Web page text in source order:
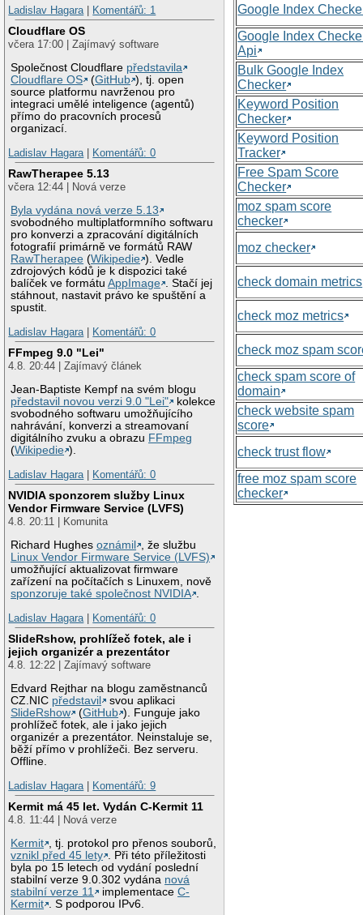
Ladislav Hagara
Komentářů: 1
Cloudflare OS
včera 17:00 | Zajímavý software
Společnost Cloudflare představila
Cloudflare OS
(GitHub ), tj. open
source platformu navrženou pro
integraci umělé inteligence (agentů)
přímo do pracovních procesů
organizací.
Ladislav Hagara
Komentářů: 0
RawTherapee 5.13
včera 12:44 | Nová verze
Byla vydána nová verze 5.13
svobodného multiplatformního softwaru
pro konverzi a zpracování digitálních
fotografií primárně ve formátů RAW
RawTherapee (Wikipedie ). Vedle
zdrojových kódů je k dispozici také
balíček ve formátuAppImage . Stačí jej
stáhnout, nastavit právo ke spuštění a
spustit.
Ladislav Hagara
Komentářů: 0
FFmpeg 9.0 "Lei"
4.8. 20:44 | Zajímavý článek
Jean-Baptiste Kempf na svém blogu
představil novou verzi 9.0 "Lei"
kolekce
svobodného softwaru umožňujícího
nahrávání, konverzi a streamovaní
digitálního zvuku a obrazu FFmpeg
(Wikipedie ).
Ladislav Hagara
Komentářů: 0
NVIDIA sponzorem služby Linux
Vendor Firmware Service (LVFS)
4.8. 20:11 | Komunita
Richard Hughesoznámil
, že službu
Linux Vendor Firmware Service (LVFS)
umožňující aktualizovat firmware
zařízení na počítačích s Linuxem, nově
sponzoruje také společnost NVIDIA .
Ladislav Hagara | Komentářů: 0
SlideRshow, prohlížeč fotek, ale i
jejich organizér a prezentátor
4.8. 12:22 | Zajímavý software
Edvard Rejthar na blogu zaměstnanců
CZ.NIC představil
svou aplikaci
SlideRshow
(GitHub ). Funguje jako
prohlížeč fotek, ale i jako jejich
organizér a prezentátor. Neinstaluje se,
běží přímo v prohlížeči. Bez serveru.
Offline.
Ladislav Hagara | Komentářů: 9
Kermit má 45 let. Vydán C-Kermit 11
4.8. 11:44 | Nová verze
Kermit , tj. protokol pro přenos souborů,
vznikl před 45 lety . Při této příležitosti
byla po 15 letech od vydání poslední
stabilní verze 9.0.302 vydána nová
stabilní verze 11
implementaceC-
Kermit . S podporou IPv6.
Google Index
Google Index
Api
Bulk Google Index
Checker
Keyword Position
Checker
Keyword Position
Tracker
Free Spam Score
Checker
moz spam score
checker
moz checker
check domain metrics
check moz metrics
check moz spam
check spam score of
domain
check website spam
score
check trust flow
free moz spam score
checker